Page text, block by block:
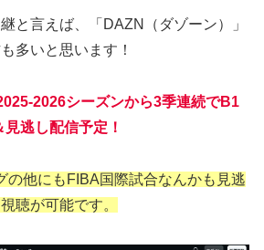
と言えば、「DAZN（ダゾーン）」
多いと思います！
2026シーズンから3季連続でB1
逃し配信予定！
の他にも FIBA国際試合なんかも見逃
聴が可能です。